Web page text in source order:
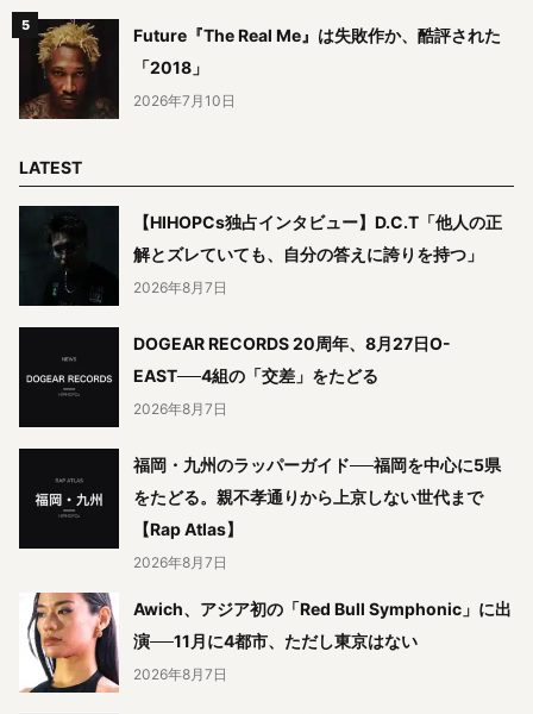
Future『The Real Me』は失敗作か、酷評された
「2018」
2026年7月10日
LATEST
【HIHOPCs独占インタビュー】D.C.T「他人の正
解とズレていても、自分の答えに誇りを持つ」
2026年8月7日
DOGEAR RECORDS 20周年、8月27日O-
EAST──4組の「交差」をたどる
2026年8月7日
福岡・九州のラッパーガイド──福岡を中心に5県
をたどる。親不孝通りから上京しない世代まで
【Rap Atlas】
2026年8月7日
Awich、アジア初の「Red Bull Symphonic」に出
演──11月に4都市、ただし東京はない
2026年8月7日